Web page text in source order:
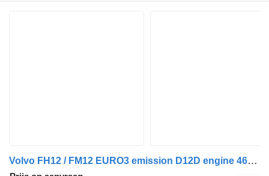
Volvo FH12 / FM12 EURO3 emission D12D engine 460PS, 420PS engine ignit VOLVO besturingseenheid voor Volvo VOLVO FH12 / FM12 EURO3 emission D12D engine 460PS, 420PS engine ignition set ecu + immo key 326434, 20499812, 03161962, 20453116, 20481570, 20814604, 20995620, 21900553, 03161962, 03161952, 20577131, 20582958, 85000388, 85000846, 20412506, 85000011, 3161952, 20554489, 21522732, 21720000, 21720107, 21720464, 21766322, 22561320, 22722832, 23317365, 3173621, 3195082, 70395977, 20560273, 20453118, 20518033, 20823949, 21020084, 3198076, 20518035, 1099099, 7420518035 trekker